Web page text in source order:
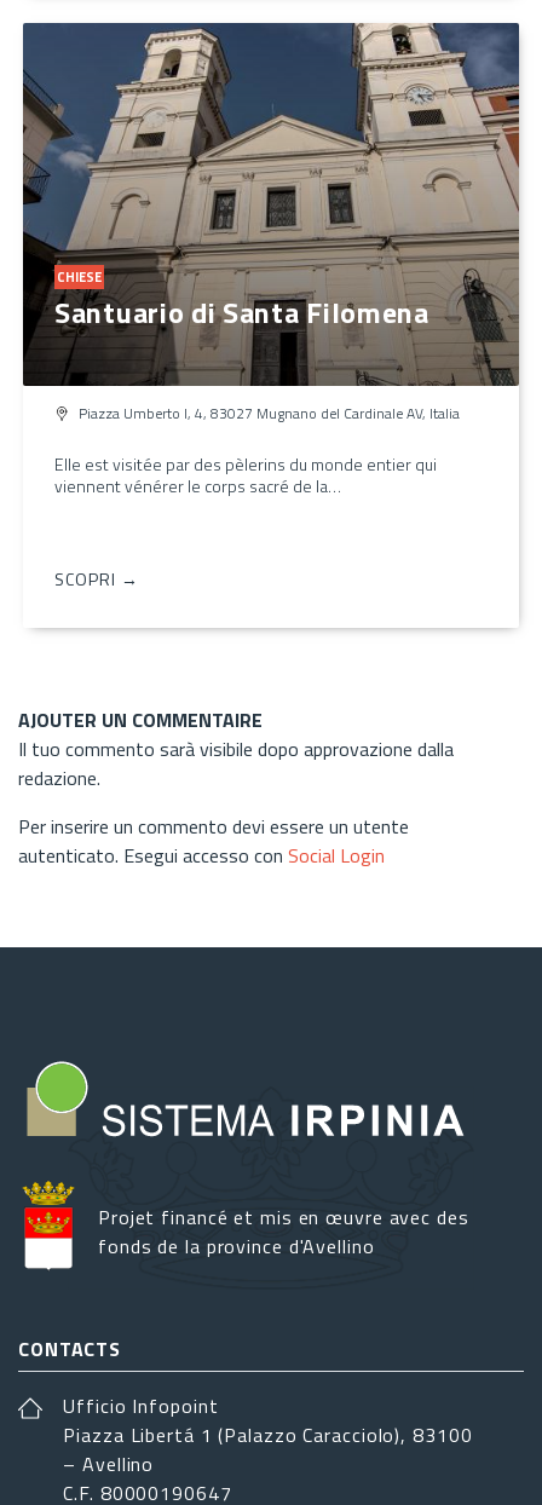
CHIESE
Santuario di Santa Filomena
Piazza Umberto I, 4, 83027 Mugnano del Cardinale AV, Italia
Elle est visitée par des pèlerins du monde entier qui
viennent vénérer le corps sacré de la…
SCOPRI →
AJOUTER UN COMMENTAIRE
Il tuo commento sarà visibile dopo approvazione dalla
redazione.
Per inserire un commento devi essere un utente
autenticato. Esegui accesso con Social Login
Projet financé et mis en œuvre avec des
fonds de la province d'Avellino
CONTACTS
Ufficio Infopoint
Piazza Libertá 1 (Palazzo Caracciolo), 83100
– Avellino
C.F. 80000190647